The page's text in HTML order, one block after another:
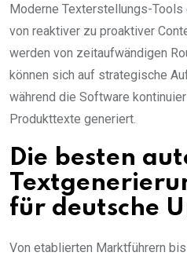
Moderne Texterstellungs-
von reaktiver zu proaktiver
werden von zeitaufwändigen
können sich auf strategische
während die Software
Produkttexte generiert.
Die besten
für deutsche
Von etablierten Marktführern